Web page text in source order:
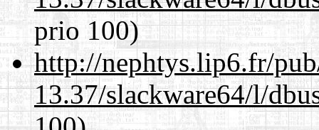
prio 100)
http://nephtys.lip6.fr/
13.37/slackware64/l/